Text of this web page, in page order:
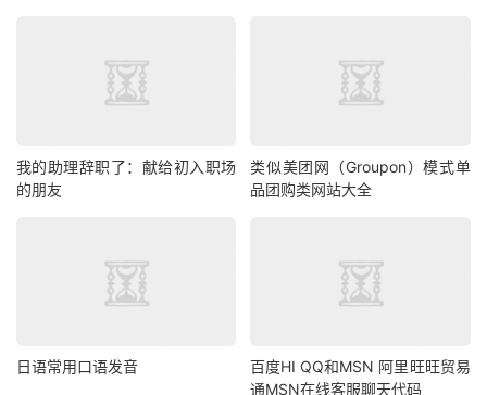
我的助理辞职了：献给初入职场
的朋友
类似美团网（Groupon）模式单
品团购类网站大全
日语常用口语发音
百度HI QQ和MSN 阿里旺旺贸易
通MSN在线客服聊天代码